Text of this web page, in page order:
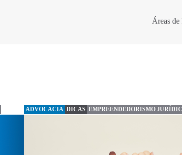
Áreas de
ADVOCACIA DICAS EMPREENDEDORISMO